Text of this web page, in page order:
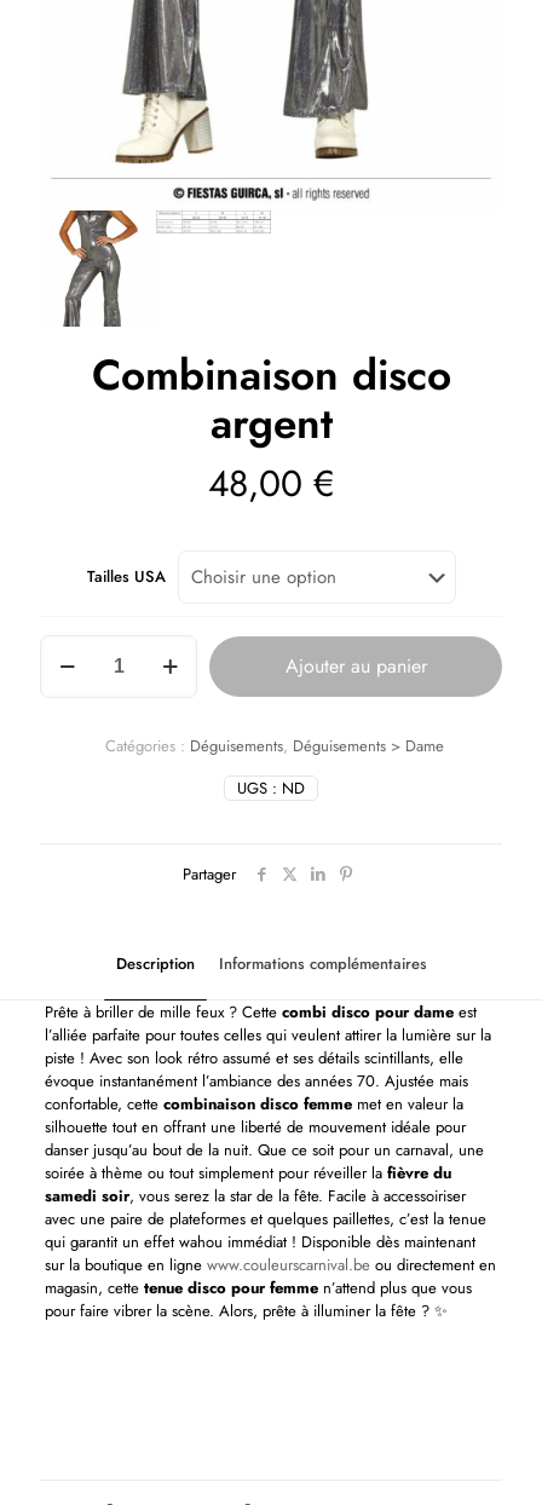
Combinaison disco
argent
48,00 €
Tailles USA
Ajouter au panier
UGS : ND
Catégories : Déguisements, Déguisements > Dame
Partager
Description Informations complémentaires
Prête à briller de mille feux ? Cette combi disco pour dameest
l’alliée parfaite pour toutes celles qui veulent attirer la lumière sur la
piste ! Avec son look rétro assumé et ses détails scintillants, elle
évoque instantanément l’ambiance des années 70. Ajustée mais
confortable, cette combinaison disco femmemet en valeur la
silhouette tout en offrant une liberté de mouvement idéale pour
danser jusqu’au bout de la nuit. Que ce soit pour un carnaval, une
soirée à thème ou tout simplement pour réveiller la fièvre du
samedi soir, vous serez la star de la fête. Facile à accessoiriser
avec une paire de plateformes et quelques paillettes, c’est la tenue
qui garantit un effet wahou immédiat ! Disponible dès maintenant
sur la boutique en ligne www.couleurscarnival.beou directement en
magasin, cette tenue disco pour femmen’attend plus que vous
pour faire vibrer la scène. Alors, prête à illuminer la fête ? ✨